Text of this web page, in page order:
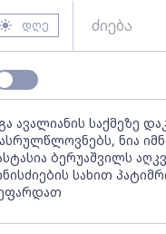
დღე
ავალიანის საქმეზე
ნია
ბერუაშვილს
სახით